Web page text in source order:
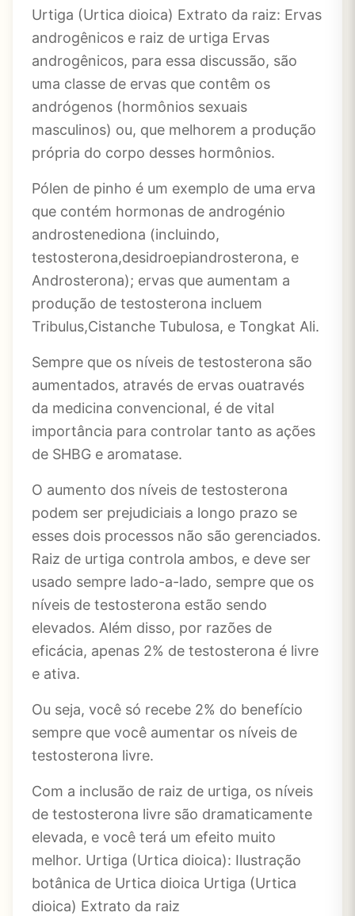
Urtiga (Urtica dioica) Extrato da raiz: Ervas
androgênicos e raiz de urtiga Ervas
androgênicos, para essa discussão, são
uma classe de ervas que contêm os
andrógenos (hormônios sexuais
masculinos) ou, que melhorem a produção
própria do corpo desses hormônios.
Pólen de pinho é um exemplo de uma erva
que contém hormonas de androgénio
androstenediona (incluindo,
testosterona,desidroepiandrosterona, e
Androsterona); ervas que aumentam a
produção de testosterona incluem
Tribulus,Cistanche Tubulosa, e Tongkat Ali.
Sempre que os níveis de testosterona são
aumentados, através de ervas ouatravés
da medicina convencional, é de vital
importância para controlar tanto as ações
de SHBG e aromatase.
O aumento dos níveis de testosterona
podem ser prejudiciais a longo prazo se
esses dois processos não são gerenciados.
Raiz de urtiga controla ambos, e deve ser
usado sempre lado-a-lado, sempre que os
níveis de testosterona estão sendo
elevados. Além disso, por razões de
eficácia, apenas 2% de testosterona é livre
e ativa.
Ou seja, você só recebe 2% do benefício
sempre que você aumentar os níveis de
testosterona livre.
Com a inclusão de raiz de urtiga, os níveis
de testosterona livre são dramaticamente
elevada, e você terá um efeito muito
melhor. Urtiga (Urtica dioica): Ilustração
botânica de Urtica dioica Urtiga (Urtica
dioica) Extrato da raiz